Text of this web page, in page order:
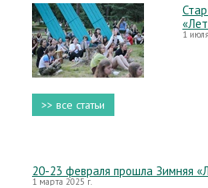
1
>> все статьи
20-23 февраля прошла Зимняя
1 марта 2025 г.